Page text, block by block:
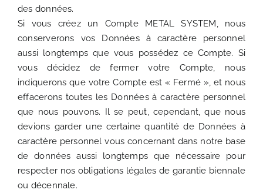
des données.
Si vous créez un Compte METAL SYSTEM, nous
conserverons vos Données à caractère personnel
aussi longtemps que vous possédez ce Compte. Si
vous décidez de fermer votre Compte, nous
indiquerons que votre Compte est « Fermé », et nous
effacerons toutes les Données à caractère personnel
que nous pouvons. Il se peut, cependant, que nous
devions garder une certaine quantité de Données à
caractère personnel vous concernant dans notre base
de données aussi longtemps que nécessaire pour
respecter nos obligations légales de garantie biennale
ou décennale.